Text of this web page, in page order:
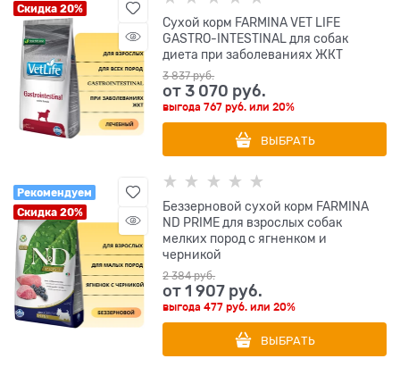
Скидка 20%
Сухой корм FARMINA VET LIFE
GASTRO-INTESTINAL для собак
диета при заболеваниях ЖКТ
3 837 руб.
от3 070 руб.
выгода767 руб. или20%
ВЫБРАТЬ
Рекомендуем
Скидка 20%
Беззерновой cухой корм FARMINA
ND PRIME для взрослых собак
мелких пород с ягненком и
черникой
2 384 руб.
от1 907 руб.
выгода477 руб. или20%
ВЫБРАТЬ